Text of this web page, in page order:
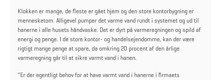
Klokken er mange, de fleste er gået hjem og den store kontorbygning er
mennesketom. Alligevel pumper det varme vand rundt i systemet og ud til
hanerne i alle husets håndvaske. Det er dyrt på varmeregningen og spild af
energi og penge. I de store kontor- og handelsejendomme, kan der være
rigtigt mange penge at spare, da omkring 20 procent af den årlige
varmeregning går til at sikre varmt vand i hanen.
”Er der egentligt behov for at have varmt vand i hanerne i firmaets